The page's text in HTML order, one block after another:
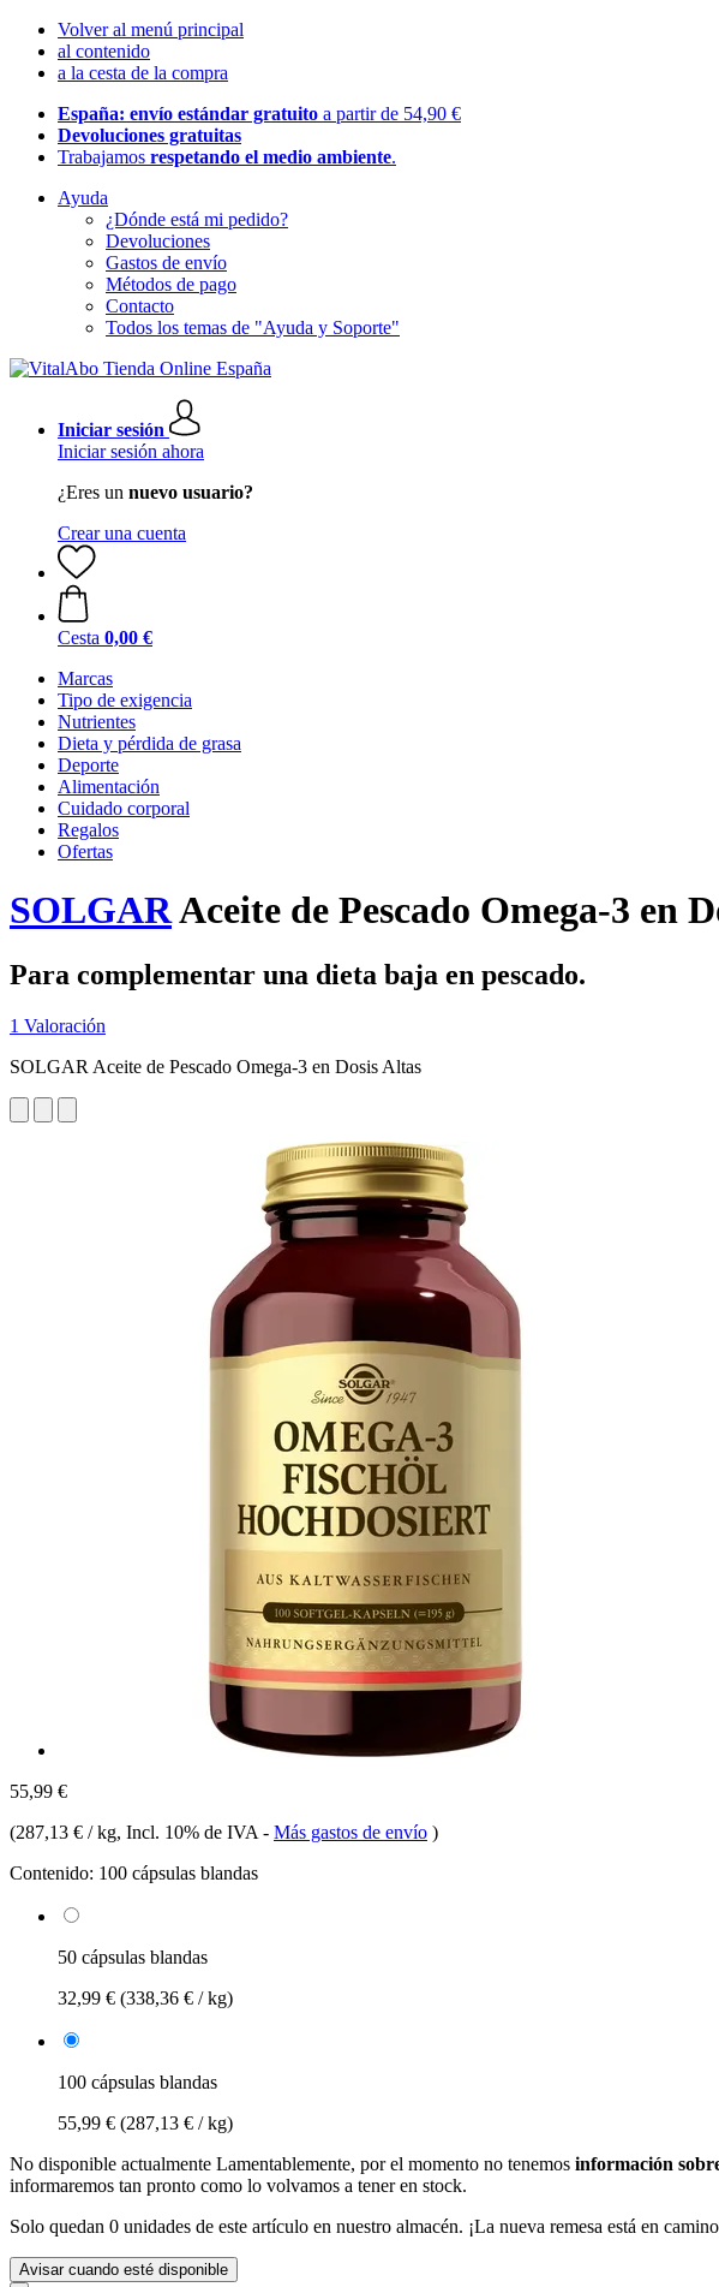
Volver al menú principal
al contenido
a la cesta de la compra
España: envío estándar gratuito a partir de 54,90 €
Devoluciones gratuitas
Trabajamos respetando el medio ambiente.
Ayuda
¿Dónde está mi pedido?
Devoluciones
Gastos de envío
Métodos de pago
Contacto
Todos los temas de "Ayuda y Soporte"
Iniciar sesión
Iniciar sesión ahora
¿Eres un nuevo usuario?
Crear una cuenta
Cesta 0,00 €
Marcas
Tipo de exigencia
Nutrientes
Dieta y pérdida de grasa
Deporte
Alimentación
Cuidado corporal
Regalos
Ofertas
SOLGARAceite de Pescado Omega-3 en
Para complementar una dieta baja en pescado.
1 Valoración
SOLGAR Aceite de Pescado Omega-3 en Dosis Altas
55,99 €
(287,13 € / kg, Incl. 10% de IVA - Más gastos de envío )
Contenido: 100 cápsulas blandas
50 cápsulas blandas
32,99 € (338,36 € / kg)
100 cápsulas blandas
55,99 € (287,13 € / kg)
No disponible actualmente Lamentablemente, por el momento no tenemos información
informaremos tan pronto como lo volvamos a tener en stock.
Solo quedan 0 unidades de este artículo en nuestro almacén. ¡La nueva remesa está en
Avisar cuando esté disponible